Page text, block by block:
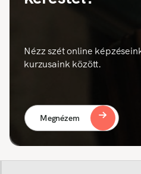
Nézz szét online
kurzusaink között.
Megnézem